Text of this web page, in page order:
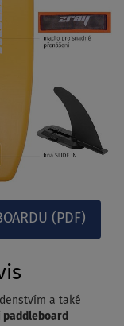
(PDF)
a také
paddleboard